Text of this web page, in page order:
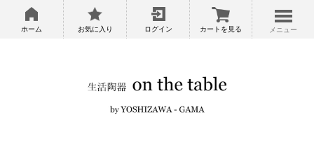
ホーム お気に入り ログイン カートを見る メニュー